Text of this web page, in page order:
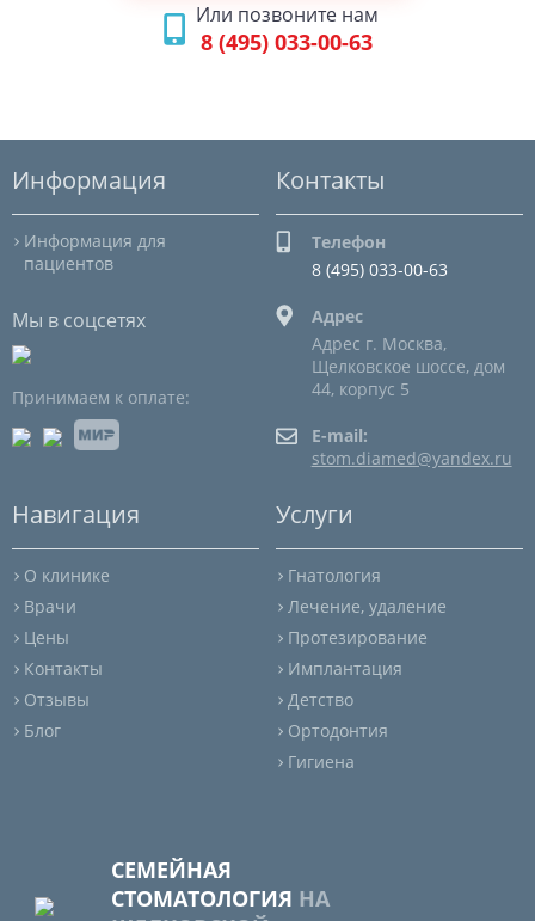
Или позвоните нам
8 (495) 033-00-63
СЕМЕЙНАЯ
СТОМАТОЛОГИЯ НА
Навигация
О клинике
Врачи
Цены
Контакты
Отзывы
Блог
Услуги
Гнатология
Лечение, удаление
Протезирование
Имплантация
Детство
Ортодонтия
Гигиена
Информация
Информация для
пациентов
Мы в соцсетях
Принимаем к оплате:
Контакты
Телефон
8 (495) 033-00-63
Адрес
Адрес г. Москва,
Щелковское шоссе, дом
44, корпус 5
E-mail:
stom.diamed@yandex.ru